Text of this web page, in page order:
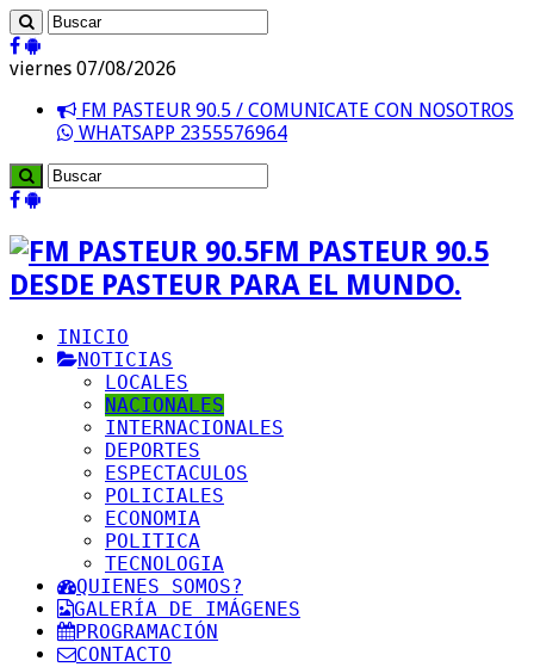
viernes 07/08/2026
FM PASTEUR 90.5 / COMUNICATE CON NOSOTROS
WHATSAPP 2355576964
FM PASTEUR 90.5
DESDE PASTEUR PARA EL MUNDO.
INICIO
NOTICIAS
LOCALES
NACIONALES
INTERNACIONALES
DEPORTES
ESPECTACULOS
POLICIALES
ECONOMIA
POLITICA
TECNOLOGIA
QUIENES SOMOS?
GALERÍA DE IMÁGENES
PROGRAMACIÓN
CONTACTO